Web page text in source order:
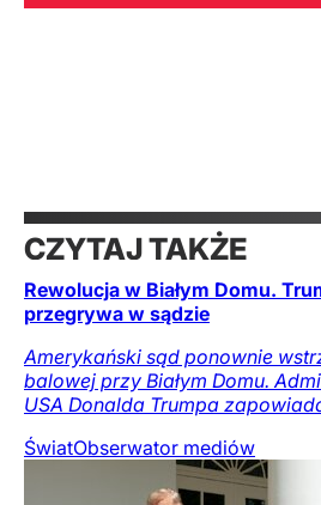
CZYTAJ TAKŻE
Rewolucja w Białym Domu.
przegrywa w sądzie
Amerykański sąd ponownie
balowej przy Białym Domu.
USA Donalda Trumpa
ŚwiatObserwator mediów